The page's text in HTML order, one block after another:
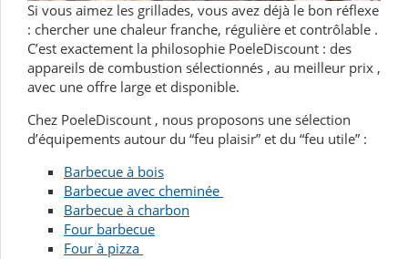
Si vous aimez les grillades, vous avez déjà le bon réflexe
: chercher une chaleur franche, régulière et contrôlable .
C’est exactement la philosophie PoeleDiscount : des
appareils de combustion sélectionnés , au meilleur prix ,
avec une offre large et disponible.
Chez PoeleDiscount , nous proposons une sélection
d’équipements autour du “feu plaisir” et du “feu utile” :
Barbecue à bois
Barbecue avec cheminée
Barbecue à charbon
Four barbecue
Four à pizza